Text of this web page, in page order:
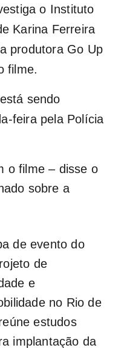
o Instituto
Karina Ferreira
produtora Go Up
filme.
sendo
feira pela Polícia
o filme – disse o
sobre a
de evento do
de
e
no Rio de
estudos
implantação da